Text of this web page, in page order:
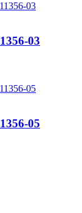
03
05